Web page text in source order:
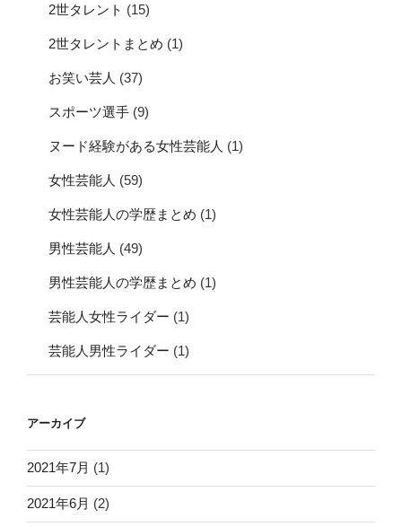
2世タレント (15)
2世タレントまとめ (1)
お笑い芸人 (37)
スポーツ選手 (9)
ヌード経験がある女性芸能人 (1)
女性芸能人 (59)
女性芸能人の学歴まとめ (1)
男性芸能人 (49)
男性芸能人の学歴まとめ (1)
芸能人女性ライダー (1)
芸能人男性ライダー (1)
アーカイブ
2021年7月 (1)
2021年6月 (2)